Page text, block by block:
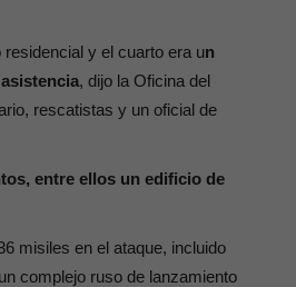
y el cuarto era un
, dijo la Oficina del
rescatistas y un oficial de
entre ellos un edificio de
misiles en el ataque, incluido
complejo ruso de lanzamiento